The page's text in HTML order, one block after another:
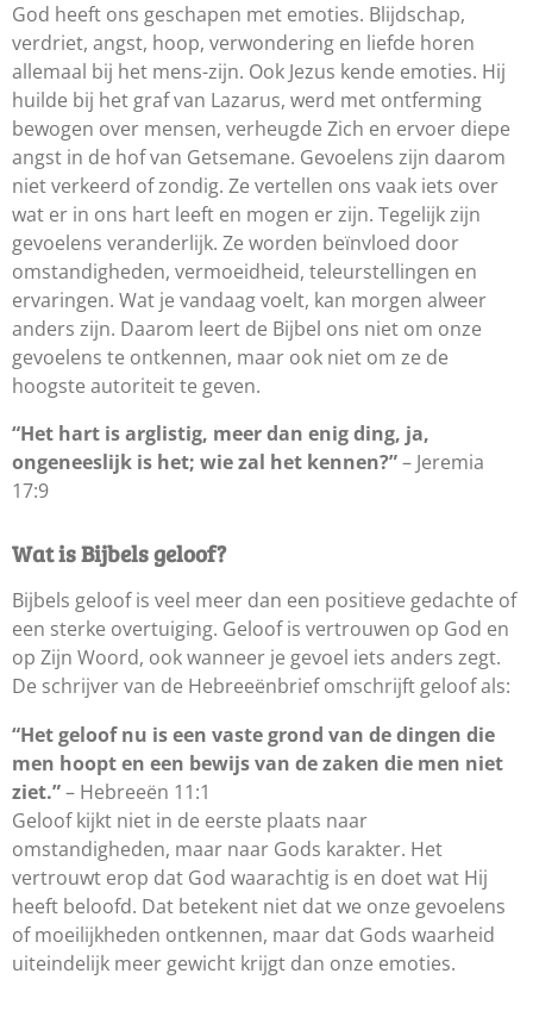
God heeft ons geschapen met emoties. Blijdschap,
verdriet, angst, hoop, verwondering en liefde horen
allemaal bij het mens-zijn. Ook Jezus kende emoties. Hij
huilde bij het graf van Lazarus, werd met ontferming
bewogen over mensen, verheugde Zich en ervoer diepe
angst in de hof van Getsemane. Gevoelens zijn daarom
niet verkeerd of zondig. Ze vertellen ons vaak iets over
wat er in ons hart leeft en mogen er zijn. Tegelijk zijn
gevoelens veranderlijk. Ze worden beïnvloed door
omstandigheden, vermoeidheid, teleurstellingen en
ervaringen. Wat je vandaag voelt, kan morgen alweer
anders zijn. Daarom leert de Bijbel ons niet om onze
gevoelens te ontkennen, maar ook niet om ze de
hoogste autoriteit te geven.
“Het hart is arglistig, meer dan enig ding, ja,
ongeneeslijk is het; wie zal het kennen?”– Jeremia
17:9
Wat is Bijbels geloof?
Bijbels geloof is veel meer dan een positieve gedachte of
een sterke overtuiging. Geloof is vertrouwen op God en
op Zijn Woord, ook wanneer je gevoel iets anders zegt.
De schrijver van de Hebreeënbrief omschrijft geloof als:
“Het geloof nu is een vaste grond van de dingen die
men hoopt en een bewijs van de zaken die men niet
ziet.”– Hebreeën 11:1
Geloof kijkt niet in de eerste plaats naar
omstandigheden, maar naar Gods karakter. Het
vertrouwt erop dat God waarachtig is en doet wat Hij
heeft beloofd. Dat betekent niet dat we onze gevoelens
of moeilijkheden ontkennen, maar dat Gods waarheid
uiteindelijk meer gewicht krijgt dan onze emoties.